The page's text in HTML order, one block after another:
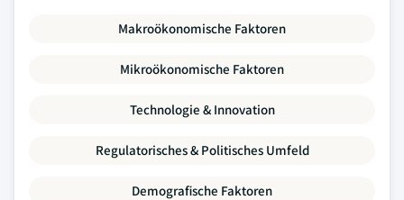
Makroökonomische Faktoren
Mikroökonomische Faktoren
Technologie & Innovation
Regulatorisches & Politisches Umfeld
Demografische Faktoren